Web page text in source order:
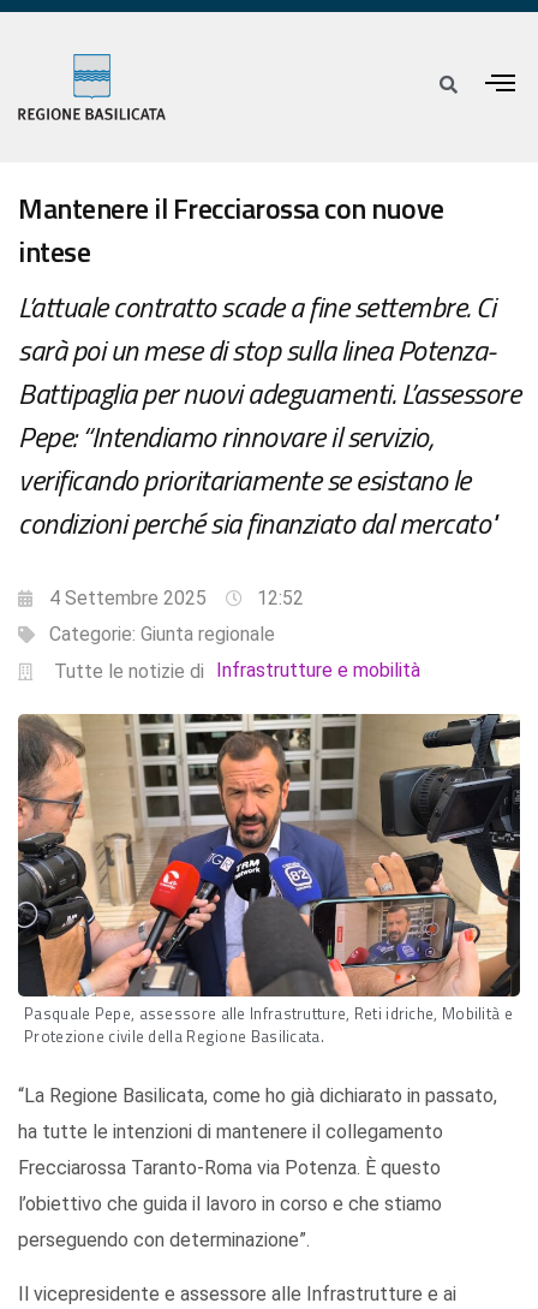
Mantenere il Frecciarossa con nuove
intese
L’attuale contratto scade a fine settembre. Ci
sarà poi un mese di stop sulla linea Potenza-
Battipaglia per nuovi adeguamenti. L’assessore
Pepe: “Intendiamo rinnovare il servizio,
verificando prioritariamente se esistano le
condizioni perché sia finanziato dal mercato"
4 Settembre 2025
12:52
Categorie: Giunta regionale
Tutte le notizie di
Infrastrutture e mobilità
Pasquale Pepe, assessore alle Infrastrutture, Reti idriche, Mobilità e
Protezione civile della Regione Basilicata.
“La Regione Basilicata, come ho già dichiarato in passato,
ha tutte le intenzioni di mantenere il collegamento
Frecciarossa Taranto-Roma via Potenza. È questo
l’obiettivo che guida il lavoro in corso e che stiamo
perseguendo con determinazione”.
Il vicepresidente e assessore alle Infrastrutture e ai